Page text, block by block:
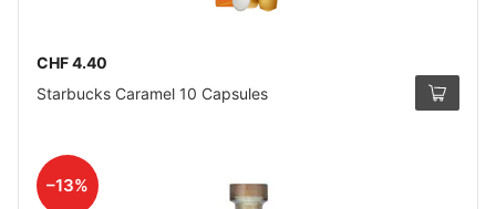
CHF 4.40
Starbucks Caramel 10 Capsules
–13%